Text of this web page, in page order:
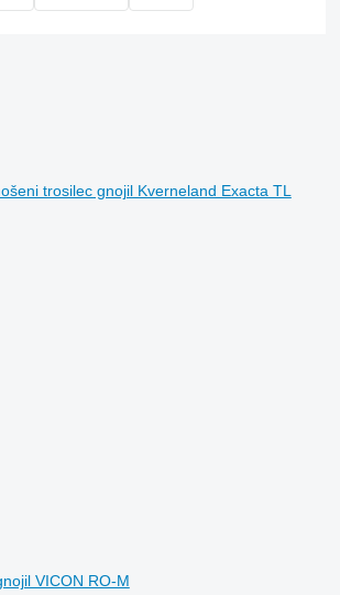
trosilec gnojil Kverneland Exacta TL
VICON RO-M